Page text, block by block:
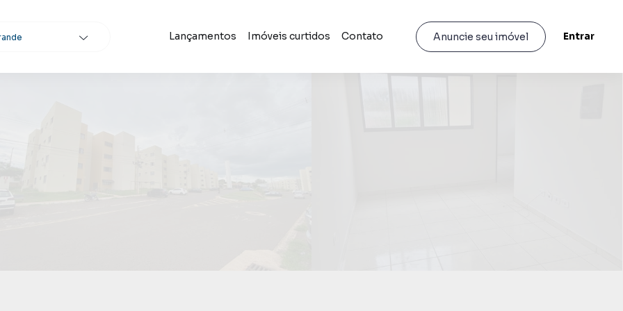
Lançamentos Imóveis curtidos Contato Anuncie seu imóvel Entrar